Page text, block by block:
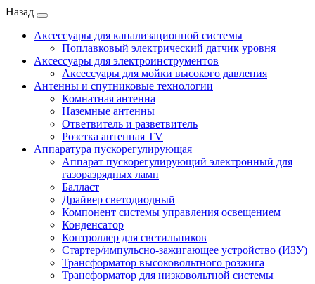
Назад
Аксессуары для канализационной системы
Поплавковый электрический датчик уровня
Аксессуары для электроинструментов
Аксессуары для мойки высокого давления
Антенны и спутниковые технологии
Комнатная антенна
Наземные антенны
Ответвитель и разветвитель
Розетка антенная TV
Аппаратура пускорегулирующая
Аппарат пускорегулирующий электронный для
газоразрядных ламп
Балласт
Драйвер светодиодный
Компонент системы управления освещением
Конденсатор
Контроллер для светильников
Стартер/импульсно-зажигающее устройство (ИЗУ)
Трансформатор высоковольтного розжига
Трансформатор для низковольтной системы